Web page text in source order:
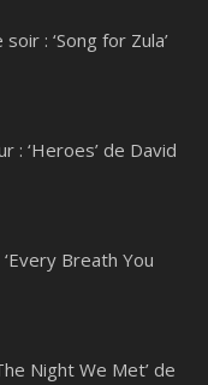
: ‘Song for Zula’
: ‘Heroes’ de David
Breath You
Night We Met’ de